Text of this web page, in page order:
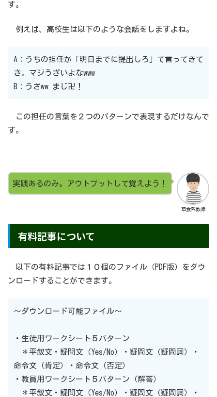
す。
例えば、高校生は以下のような会話をしますよね。
A：うちの担任が「明日までに提出しろ」て言ってきて
さ。マジうざいよなwww
B：うざww まじ卍！
この担任の言葉を２つのパターンで表現するだけなんで
す。
草食系教師
実践あるのみ。アウトプットして覚えよう！
有料記事について
以下の有料記事では１０個のファイル（PDF版）をダウ
ンロードすることができます。
〜ダウンロード可能ファイル〜
・生徒用ワークシート５パターン
＊平叙文・疑問文（Yes/No）・疑問文（疑問詞）・
命令文（肯定）・命令文（否定）
・教員用ワークシート５パターン（解答）
＊平叙文・疑問文（Yes/No）・疑問文（疑問詞）・